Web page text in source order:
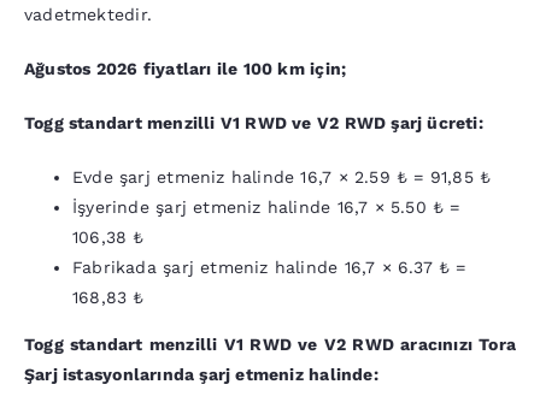
vadetmektedir.
Ağustos 2026 fiyatları ile 100 km için;
Togg standart menzilli V1 RWD ve V2 RWD şarj ücreti:
Evde şarj etmeniz halinde16,7 × 2.59 ₺ = 91,85₺
İşyerinde şarj etmeniz halinde 16,7 × 5.50 ₺ =
106,38 ₺
Fabrikada şarj etmeniz halinde 16,7 × 6.37₺ =
168,83 ₺
Togg standart menzilli V1 RWD ve V2 RWD aracınızı Tora
Şarj istasyonlarında şarj etmeniz halinde: